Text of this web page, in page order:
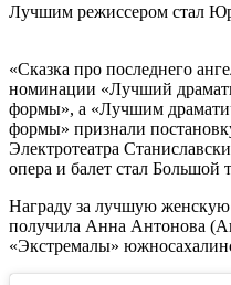
Лучшим режиссером стал
«Сказка про последнего
номинации «Лучший
формы», а «Лучшим
формы» признали
Электротеатра
опера и балет стал Большой
Награду за лучшую
получила Анна Антонова
«Экстремалы»